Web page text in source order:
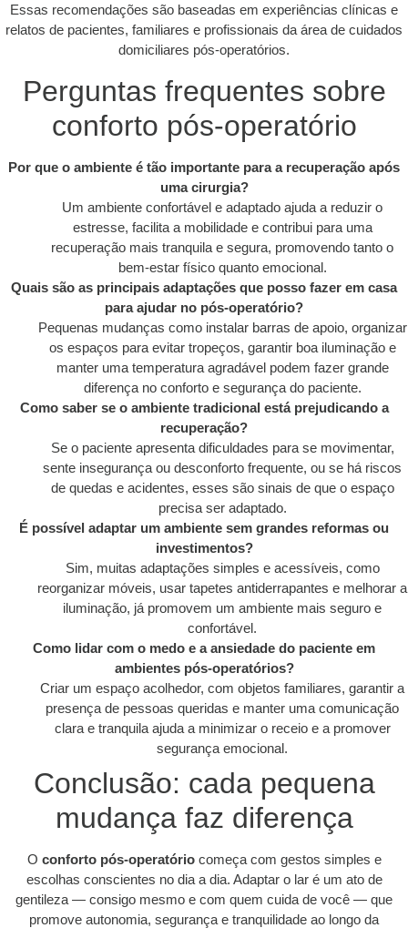
Essas recomendações são baseadas em experiências clínicas e
relatos de pacientes, familiares e profissionais da área de cuidados
domiciliares pós-operatórios.
Perguntas frequentes sobre
conforto pós-operatório
Por que o ambiente é tão importante para a recuperação após
uma cirurgia?
Um ambiente confortável e adaptado ajuda a reduzir o
estresse, facilita a mobilidade e contribui para uma
recuperação mais tranquila e segura, promovendo tanto o
bem-estar físico quanto emocional.
Quais são as principais adaptações que posso fazer em casa
para ajudar no pós-operatório?
Pequenas mudanças como instalar barras de apoio, organizar
os espaços para evitar tropeços, garantir boa iluminação e
manter uma temperatura agradável podem fazer grande
diferença no conforto e segurança do paciente.
Como saber se o ambiente tradicional está prejudicando a
recuperação?
Se o paciente apresenta dificuldades para se movimentar,
sente insegurança ou desconforto frequente, ou se há riscos
de quedas e acidentes, esses são sinais de que o espaço
precisa ser adaptado.
É possível adaptar um ambiente sem grandes reformas ou
investimentos?
Sim, muitas adaptações simples e acessíveis, como
reorganizar móveis, usar tapetes antiderrapantes e melhorar a
iluminação, já promovem um ambiente mais seguro e
confortável.
Como lidar com o medo e a ansiedade do paciente em
ambientes pós-operatórios?
Criar um espaço acolhedor, com objetos familiares, garantir a
presença de pessoas queridas e manter uma comunicação
clara e tranquila ajuda a minimizar o receio e a promover
segurança emocional.
Conclusão: cada pequena
mudança faz diferença
O conforto pós-operatóriocomeça com gestos simples e
escolhas conscientes no dia a dia. Adaptar o lar é um ato de
gentileza — consigo mesmo e com quem cuida de você — que
promove autonomia, segurança e tranquilidade ao longo da